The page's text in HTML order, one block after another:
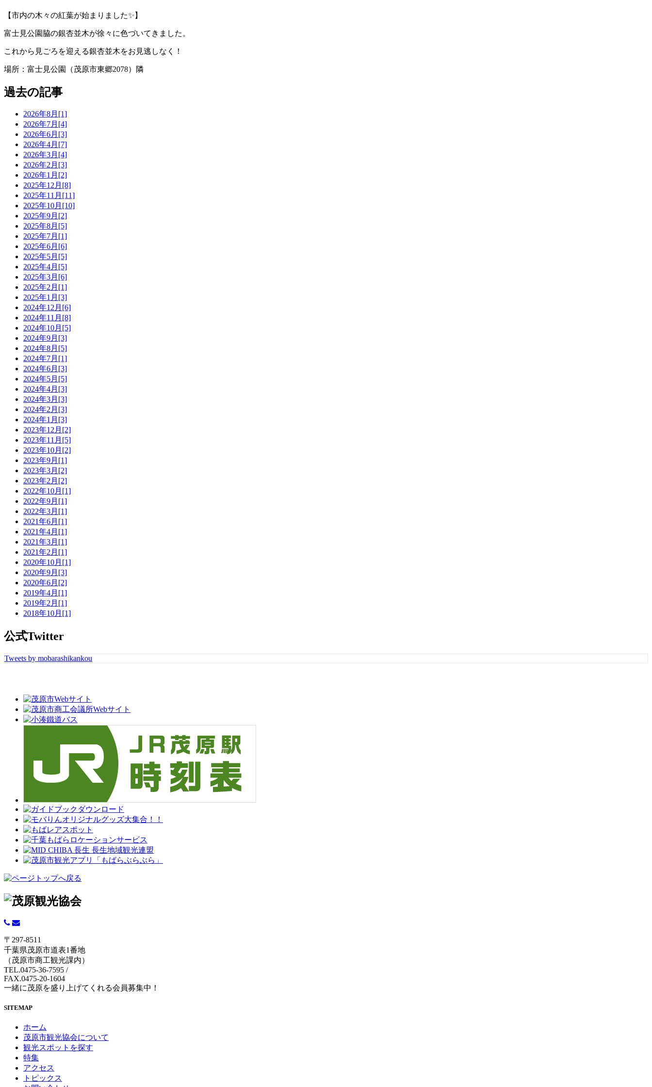
【市内の木々の紅葉が始まりました✨】
富士見公園脇の銀杏並木が徐々に色づいてきました。
これから見ごろを迎える銀杏並木をお見逃しなく！
場所：富士見公園（茂原市東郷2078）隣
過去の記事
2026年8月[1]
2026年7月[4]
2026年6月[3]
2026年4月[7]
2026年3月[4]
2026年2月[3]
2026年1月[2]
2025年12月[8]
2025年11月[11]
2025年10月[10]
2025年9月[2]
2025年8月[5]
2025年7月[1]
2025年6月[6]
2025年5月[5]
2025年4月[5]
2025年3月[6]
2025年2月[1]
2025年1月[3]
2024年12月[6]
2024年11月[8]
2024年10月[5]
2024年9月[3]
2024年8月[5]
2024年7月[1]
2024年6月[3]
2024年5月[5]
2024年4月[3]
2024年3月[3]
2024年2月[3]
2024年1月[3]
2023年12月[2]
2023年11月[5]
2023年10月[2]
2023年9月[1]
2023年3月[2]
2023年2月[2]
2022年10月[1]
2022年9月[1]
2022年3月[1]
2021年6月[1]
2021年4月[1]
2021年3月[1]
2021年2月[1]
2020年10月[1]
2020年9月[3]
2020年6月[2]
2019年4月[1]
2019年2月[1]
2018年10月[1]
公式Twitter
Tweets by mobarashikankou
〒297-8511
千葉県茂原市道表1番地
（茂原市商工観光課内）
TEL.0475-36-7595 /
FAX.0475-20-1604
一緒に茂原を盛り上げてくれる会員募集中！
SITEMAP
ホーム
茂原市観光協会について
観光スポットを探す
特集
アクセス
トピックス